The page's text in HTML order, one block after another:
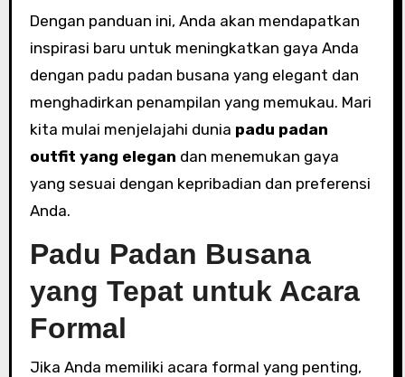
Dengan panduan ini, Anda akan mendapatkan
inspirasi baru untuk meningkatkan gaya Anda
dengan padu padan busana yang elegant dan
menghadirkan penampilan yang memukau. Mari
kita mulai menjelajahi dunia padu padan
outfit yang elegan dan menemukan gaya
yang sesuai dengan kepribadian dan preferensi
Anda.
Padu Padan Busana
yang Tepat untuk Acara
Formal
Jika Anda memiliki acara formal yang penting,